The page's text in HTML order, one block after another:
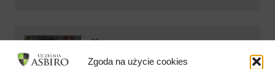
Zgoda na użycie cookies
12 MAJ 2018
MBA_P - Jacek Fabisiewicz